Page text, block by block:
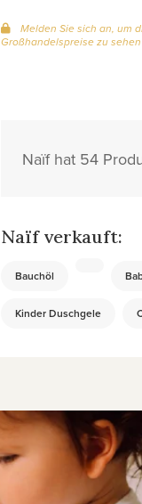
Melden Sie sich an, um
Großhandelspreise zu sehen
Naïf hat 54
Naïf verkauft:
Bauchöl
Kinder Duschgele